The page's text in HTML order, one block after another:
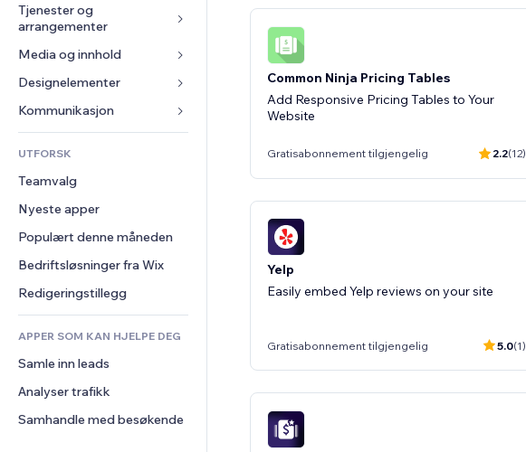
Tjenester og
arrangementer
Hoteller
Arrangementer
Restauranter
Eiendom
Bookinger
Media og innhold
Galleri
Musikk
Podkaster
Fotografi
Video
PDF
Fildeling
Nyheter
Designelementer
Kart og navigasjon
Personvern og sikkerhet
Klokke
Sidemaler
Bildeeffekter
Knapper og menyer
Bannere og merker
Kalkulatorer
Søk
Vær
Diagrammer og tabeller
Skjemaer
Avstemninger
Chat
Kommentarer
Telefon
Samfunn
Anmeldelser og
UTFORSK
Teamvalg
Nyeste apper
Populært denne måneden
Bedriftsløsninger fra Wix
Redigeringstillegg
APPER SOM KAN HJELPE DEG
Samle inn leads
Analyser trafikk
Samhandle med besøkende
Common Ninja Pricing Tables
Add Responsive Pricing Tables to Your
Website
Gratisabonnement tilgjengelig 2.2(12)
Yelp
Easily embed Yelp reviews on your site
Gratisabonnement tilgjengelig 5.0(1)